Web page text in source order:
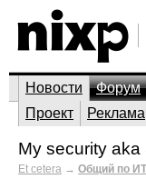
Новости Форум
Проект
Реклама
My security
Et cetera → Общий по ИТ